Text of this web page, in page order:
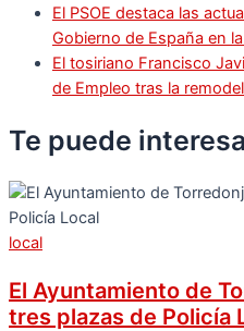
El PSOE destaca las
Gobierno de España en
El tosiriano Francisco
de Empleo tras la
Te puede
local
El Ayuntamiento de
tres plazas de Policía